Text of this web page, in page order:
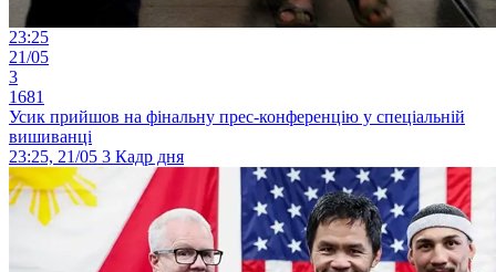
23:25
21/05
3
1681
Усик прийшов на фінальну прес-конференцію у спеціальній
вишиванці
23:25, 21/05 3 Кадр дня